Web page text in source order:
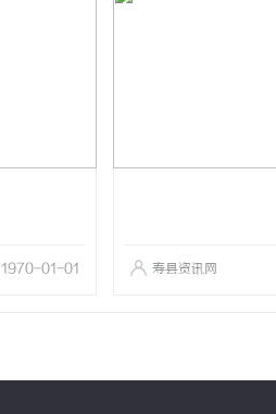
1970-01-01 寿县资讯网